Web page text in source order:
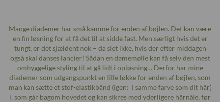
Mange diademer har små kamme for enden af bøjlen. Det kan være
en fin løsning for at få det til at sidde fast. Men særligt hvis det er
tungt, er det sjældent nok – da slet ikke, hvis der efter middagen
også skal danses lancier! Sådan en damemølle kan få selv den mest
omhyggelige styling til at gå lidt i opløsning… Derfor har mine
diademer som udgangspunkt en lille løkke for enden af bøjlen, som
man kan sætte et stof-elastikbånd (igen: I samme farve som dit hår)
i, som går bagom hovedet og kan sikres med yderligere hårnåle, før